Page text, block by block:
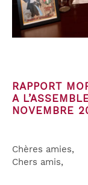
RAPPORT
A
NOVEMBRE
Chères amies,
Chers amis,